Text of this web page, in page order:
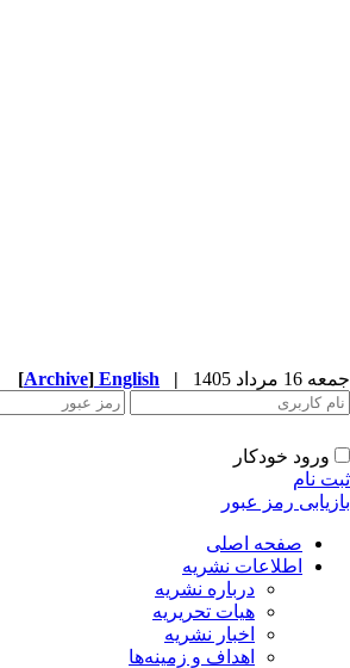
جمعه 16 مرداد 1405 |
English
[Archive]
ورود خودکار
ثبت نام
بازیابی رمز عبور
صفحه اصلی
اطلاعات نشریه
درباره نشریه
هیات تحریریه
اخبار نشریه
اهداف و زمینه‌ها